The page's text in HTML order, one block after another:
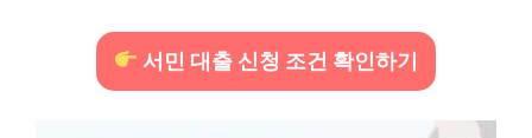
서민 대출 신청 조건 확인하기